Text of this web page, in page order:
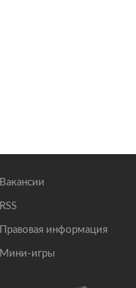
Вакансии
RSS
Правовая информация
Мини-игры